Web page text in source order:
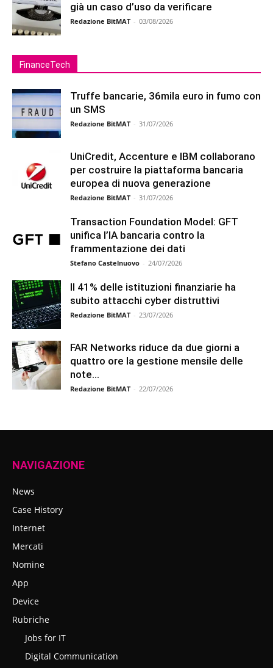
già un caso d’uso da verificare
Redazione BitMAT - 03/08/2026
FinanceTech
Truffe bancarie, 36mila euro in fumo con
un SMS
Redazione BitMAT - 31/07/2026
UniCredit, Accenture e IBM collaborano
per costruire la piattaforma bancaria
europea di nuova generazione
Redazione BitMAT - 31/07/2026
Transaction Foundation Model: GFT
unifica l’IA bancaria contro la
frammentazione dei dati
Stefano Castelnuovo - 24/07/2026
Il 41% delle istituzioni finanziarie ha
subito attacchi cyber distruttivi
Redazione BitMAT - 23/07/2026
FAR Networks riduce da due giorni a
quattro ore la gestione mensile delle
note...
Redazione BitMAT - 22/07/2026
NAVIGAZIONE
News
Case History
Internet
Mercati
Nomine
App
Device
Rubriche
Jobs for IT
Digital Communication